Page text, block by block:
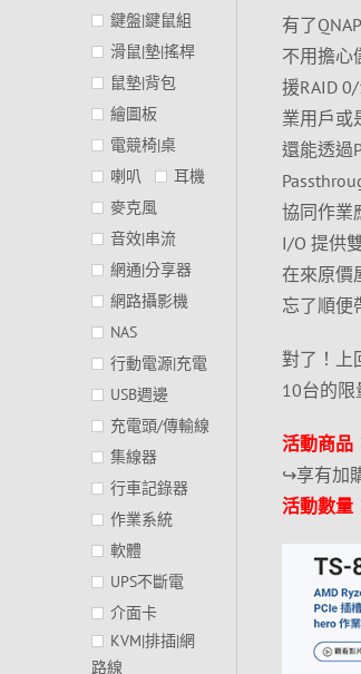
有了
不用擔心
援RAID
業用戶或
還能透過
協同作業
I/O 提供
在來原價
忘了順便
對了！上
10台的
活動商品
↪享有加
活動數量
鍵盤|鍵鼠組
滑鼠|墊|搖桿
鼠墊|背包
繪圖板
電競椅|桌
喇叭
耳機
麥克風
音效|串流
網通|分享器
網路攝影機
NAS
行動電源|充電
USB週邊
充電頭/傳輸線
集線器
行車記錄器
作業系統
軟體
UPS不斷電
介面卡
KVM|排插|網
路線